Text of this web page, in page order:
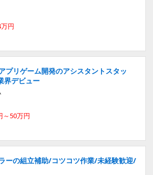
円
プリゲーム開発のアシスタントスタッ
界デビュー
～50万円
ーの組立補助/コツコツ作業/未経験歓迎/